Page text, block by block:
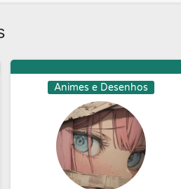
Animes e Desenhos